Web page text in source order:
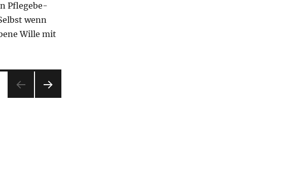
Pflegebe­
wenn
Wille mit